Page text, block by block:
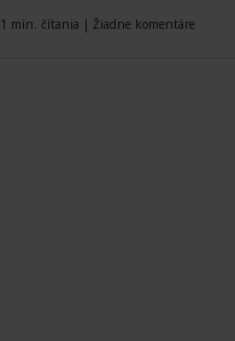
1 min. čítania | Žiadne komentáre